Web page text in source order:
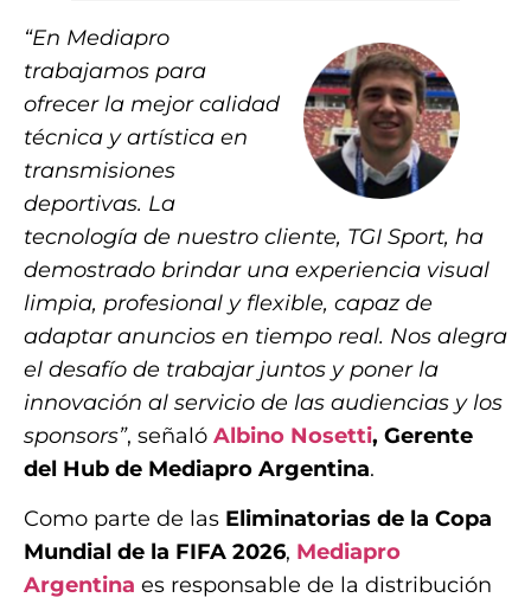
“En Mediapro
trabajamos para
ofrecer la mejor calidad
técnica y artística en
transmisiones
deportivas. La
tecnología de nuestro cliente, TGI Sport, ha
demostrado brindar una experiencia visual
limpia, profesional y flexible, capaz de
adaptar anuncios en tiempo real. Nos alegra
el desafío de trabajar juntos y poner la
innovación al servicio de las audiencias y los
sponsors”, señaló Albino Nosetti, Gerente
del Hub de Mediapro Argentina.
Como parte de las Eliminatorias de la Copa
Mundial de la FIFA 2026, Mediapro
Argentina es responsable de la distribución